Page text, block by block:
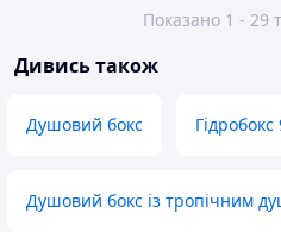
Показано 1 - 29
Дивись також
Душовий бокс Гідробокс
Душовий бокс із тропічним